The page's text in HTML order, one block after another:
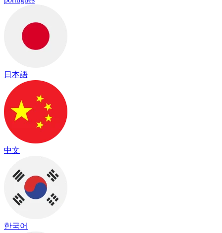
日本語
中文
한국어